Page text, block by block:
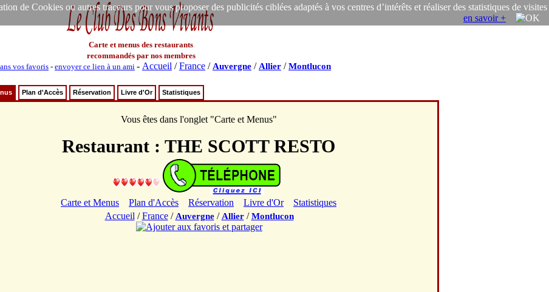
de Cookies ou autres traceurs pour vous proposer des publicités ciblées adaptés à vos centres d’intérêts et réaliser des statistiques de visites
en savoir +
Carte et menus des restaurants
recommandés par nos membres
vos favoris - envoyer ce lien à un ami - Accueil /France / Auvergne / Allier /Montlucon
Plan d'Accès Réservation Livre d'Or Statistiques
Vous êtes dans l'onglet "Carte et Menus"
Restaurant : THE SCOTT RESTO
Carte et Menus Plan d'Accès Réservation Livre d'Or
Statistiques
Accueil /France/ Auvergne/ Allier/Montlucon